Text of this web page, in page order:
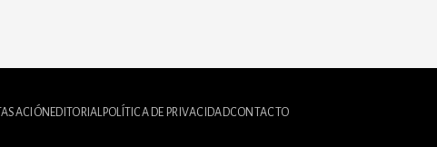
TASACIÓN EDITORIALPOLÍTICA DE PRIVACIDADCONTACTO